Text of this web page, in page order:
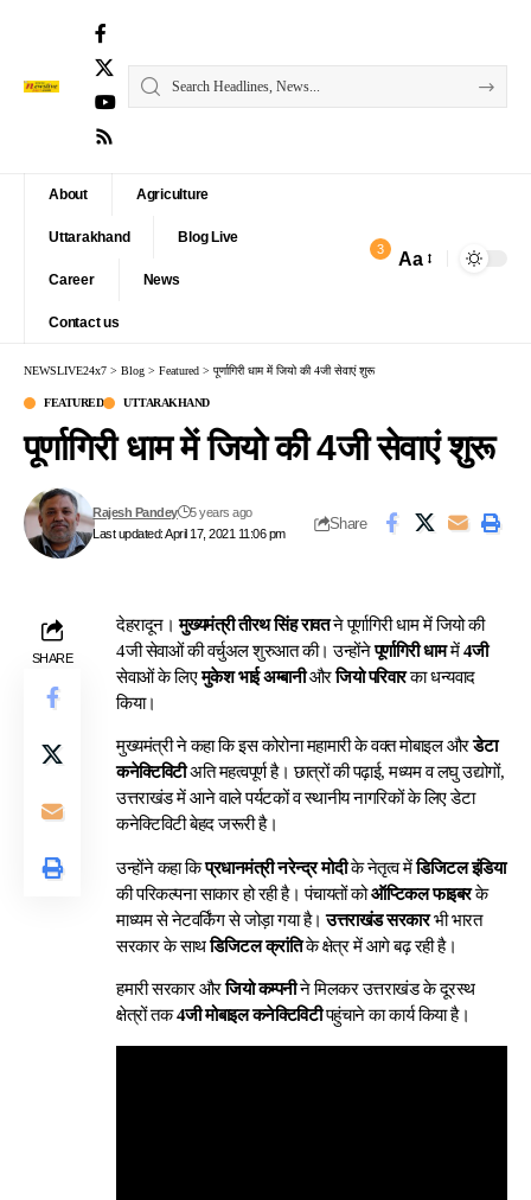
About Agriculture
Uttarakhand Blog Live
Career News
Contact us
3 Aa
NEWSLIVE24x7 > Blog > Featured > पूर्णागिरी धाम में जियो की 4जी सेवाएं शुरू
FEATURED UTTARAKHAND
पूर्णागिरी धाम में जियो की 4जी सेवाएं शुरू
Last updated: April 17, 2021 11:06 pm
Rajesh Pandey 5 years ago
Share
SHARE
देहरादून।मुख्यमंत्री तीरथ सिंह रावतने पूर्णागिरी धाम में जियो की
4जी सेवाओं की वर्चुअल शुरुआत की। उन्होंनेपूर्णागिरी धाममें4जी
सेवाओं के लिएमुकेश भाई अम्बानीऔरजियो परिवारका धन्यवाद
किया।
मुख्यमंत्री ने कहा कि इस कोरोना महामारी के वक्त मोबाइल औरडेटा
कनेक्टिविटीअति महत्वपूर्ण है। छात्रों की पढ़ाई, मध्यम व लघु उद्योगों,
उत्तराखंड में आने वाले पर्यटकों व स्थानीय नागरिकों के लिए डेटा
कनेक्टिविटी बेहद जरूरी है।
उन्होंने कहा किप्रधानमंत्री नरेन्द्र मोदीके नेतृत्व मेंडिजिटल इंडिया
की परिकल्पना साकार हो रही है। पंचायतों कोऑप्टिकल फाइबरके
माध्यम से नेटवर्किंग से जोड़ा गया है।उत्तराखंड सरकारभी भारत
सरकार के साथडिजिटल क्रांतिके क्षेत्र में आगे बढ़ रही है।
हमारी सरकार औरजियो कम्पनीने मिलकर उत्तराखंड के दूरस्थ
क्षेत्रों तक4जी मोबाइल कनेक्टिविटीपहुंचाने का कार्य किया है।